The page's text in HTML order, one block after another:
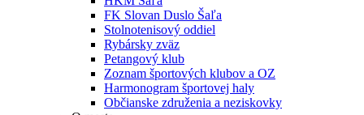
FK Slovan Duslo Šaľa
Stolnotenisový oddiel
Rybársky zväz
Petangový klub
Zoznam športových klubov a OZ
Harmonogram športovej haly
Občianske združenia a neziskovky